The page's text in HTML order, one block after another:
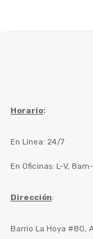
Horario:
En Línea: 24/7
En Oficinas: L-V,
Dirección:
Barrio La Hoya #80,